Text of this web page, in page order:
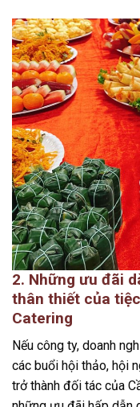
2. Những ưu đãi
thân thiết của
Catering
Nếu công ty, doanh
các buổi hội thảo, hội
trở thành đối tác của